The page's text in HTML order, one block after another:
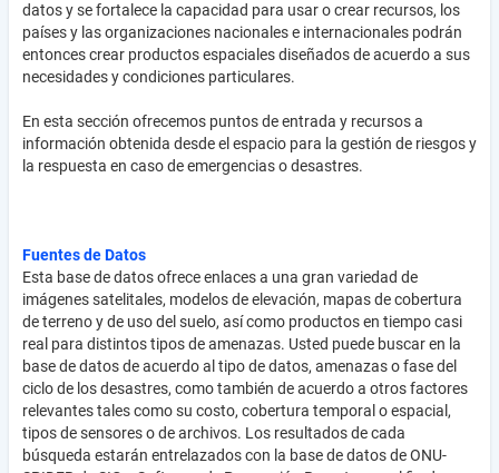
datos y se fortalece la capacidad para usar o crear recursos, los
países y las organizaciones nacionales e internacionales podrán
entonces crear productos espaciales diseñados de acuerdo a sus
necesidades y condiciones particulares.
En esta sección ofrecemos puntos de entrada y recursos a
información obtenida desde el espacio para la gestión de riesgos y
la respuesta en caso de emergencias o desastres.
Fuentes de Datos
Esta base de datos ofrece enlaces a una gran variedad de
imágenes satelitales, modelos de elevación, mapas de cobertura
de terreno y de uso del suelo, así como productos en tiempo casi
real para distintos tipos de amenazas. Usted puede buscar en la
base de datos de acuerdo al tipo de datos, amenazas o fase del
ciclo de los desastres, como también de acuerdo a otros factores
relevantes tales como su costo, cobertura temporal o espacial,
tipos de sensores o de archivos. Los resultados de cada
búsqueda estarán entrelazados con la base de datos de ONU-